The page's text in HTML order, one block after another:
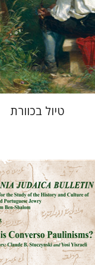
עכשיו בהנחה
$46
$34
טיול בכוורת
רם בן-שלום